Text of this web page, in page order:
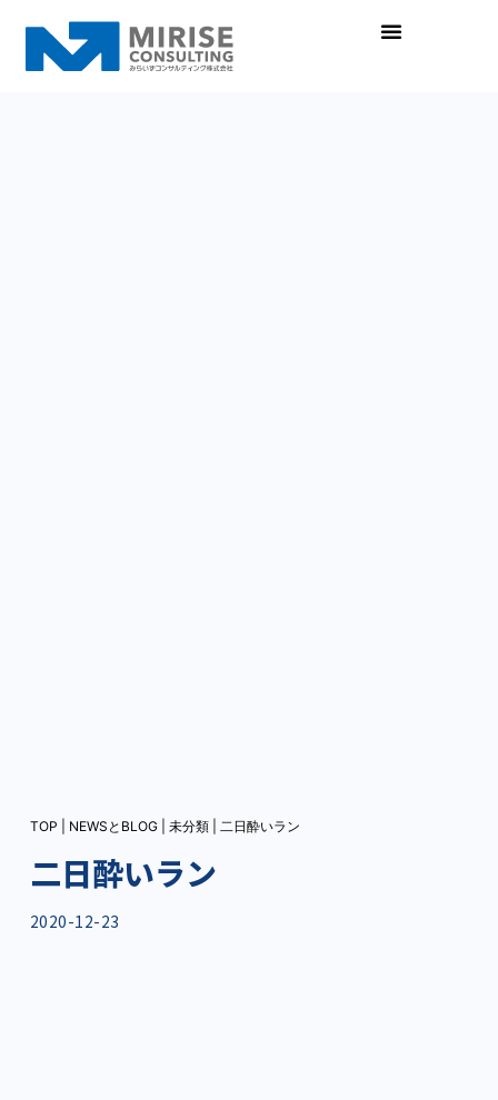
TOP NEWSとBLOG 未分類 二日酔いラン
二日酔いラン
2020-12-23